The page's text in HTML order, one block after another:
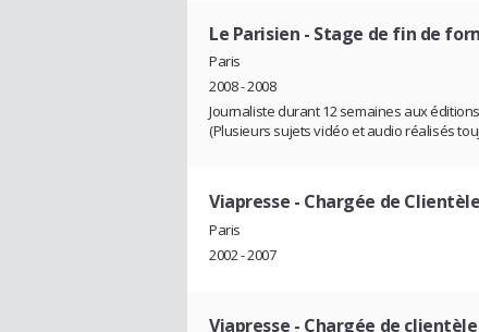
Le Parisien - Stage de fin de
Paris
2008 - 2008
Journaliste durant 12 semaines aux
(Plusieurs sujets vidéo et audio réalisés
Viapresse - Chargée de
Paris
2002 - 2007
Viapresse - Chargée de clientèle